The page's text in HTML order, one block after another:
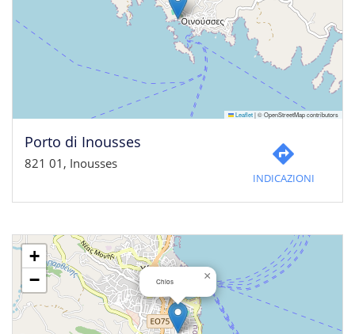
Leaflet|© OpenStreetMap contributors
Porto di Inousses
821 01, Inousses
INDICAZIONI
Chios ×
+
−